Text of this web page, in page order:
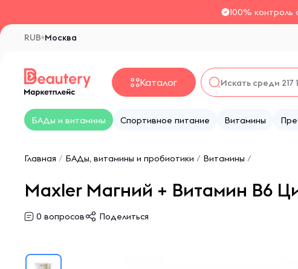
100% контроль
Москва
RUB
Каталог
БАДы и витамины Спортивное питание Витамины
Главная / БАДы, витамины и пробиотики / Витамины /
Maxler Магний + Витамин B6
0 вопросов Поделиться